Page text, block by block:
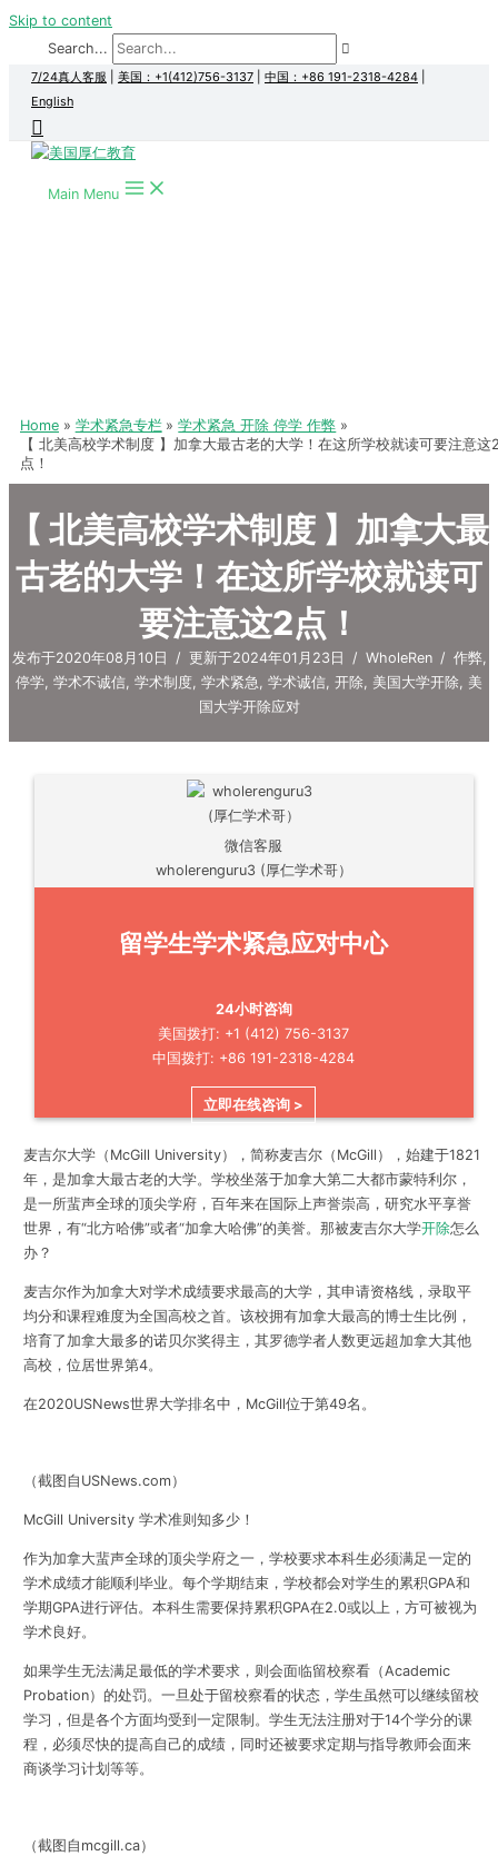
Skip to content
Search...
7/24真人客服 美国：+1(412)756-3137 中国：+86 191-2318-4284
English
Main Menu
Home 学术紧急专栏
学术紧急 开除 停学 作弊
【 北美高校学术制度 】加拿大最古老的大学！在这所学校就读可要注意这
点！
【 北美高校学术制度 】加拿大最
古老的大学！在这所学校就读可
要注意这2点！
发布于2020年08月10日 / 更新于2024年01月23日 / WholeRen / 作弊,
停学, 学术不诚信, 学术制度, 学术紧急, 学术诚信, 开除, 美国大学开除, 美
国大学开除应对
微信客服
wholerenguru3 (厚仁学术哥）
留学生学术紧急应对中心
24小时咨询
美国拨打: +1 (412) 756-3137
中国拨打: +86 191-2318-4284
立即在线咨询 >
麦吉尔大学（McGill University），简称麦吉尔（McGill），始建于1821
年， 是加拿大最古老的大学。学校坐落于加拿大第二大都市蒙特利尔，
是一所蜚声全球的顶尖学府，百年来在国际上声誉崇高，研究水平享誉
世界，有“北方哈佛”或者“加拿大哈佛”的美誉。那被麦吉尔大学开除怎么
办？
麦吉尔作为加拿大对学术成绩要求最高的大学，其申请资格线，录取平
均分和课程难度为全国高校之首。该校拥有加拿大最高的博士生比例，
培育了加拿大最多的诺贝尔奖得主，其罗德学者人数更远超加拿大其他
高校，位居世界第4。
在2020USNews世界大学排名中，McGill位于第49名。
（截图自USNews.com）
McGill University 学术准则知多少！
作为加拿大蜚声全球的顶尖学府之一，学校要求本科生必须满足一定的
学术成绩才能顺利毕业。每个学期结束，学校都会对学生的累积GPA和
学期GPA进行评估。本科生需要保持累积GPA在2.0或以上 ，方可被视为
学术良好。
如果学生无法满足最低的学术要求，则会面临留校察看（Academic
Probation） 的处罚。一旦处于留校察看的状态，学生虽然可以继续留校
学习，但是各个方面均受到一定限制。学生无法注册对于14个学分的课
程，必须尽快的提高自己的成绩，同时还被要求定期与指导教师会面来
商谈学习计划等等。
（截图自mcgill.ca）